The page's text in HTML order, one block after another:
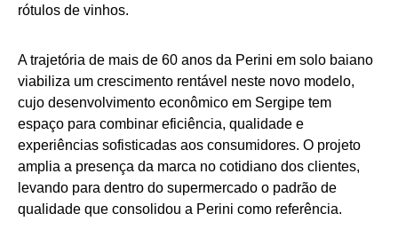
rótulos de vinhos.
A trajetória de mais de 60 anos da Perini em solo baiano
viabiliza um crescimento rentável neste novo modelo,
cujo desenvolvimento econômico em Sergipe tem
espaço para combinar eficiência, qualidade e
experiências sofisticadas aos consumidores. O projeto
amplia a presença da marca no cotidiano dos clientes,
levando para dentro do supermercado o padrão de
qualidade que consolidou a Perini como referência.